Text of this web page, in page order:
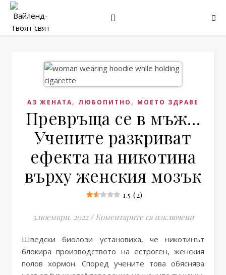
АЗ ЖЕНАТА, ЛЮБОПИТНО , МОЕТО ЗДРАВЕ
Превръща се в мъж…
Учените разкриват
ефекта на никотина
върху женския мозък
1.5 (2)
5.ноември. 2022 / Коментарите са изключениза
Шведски биолози установиха, че никотинът
блокира производството на естроген, женския
полов хормон. Според учените това обяснява